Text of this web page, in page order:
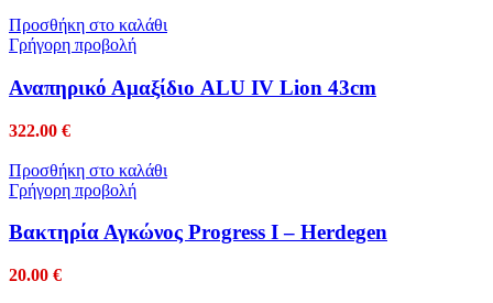
Προσθήκη στο καλάθι
Γρήγορη προβολή
Αναπηρικό Αμαξίδιο ALU IV Lion 43cm
322.00 €
Προσθήκη στο καλάθι
Γρήγορη προβολή
Βακτηρία Αγκώνος Progress I – Herdegen
20.00 €